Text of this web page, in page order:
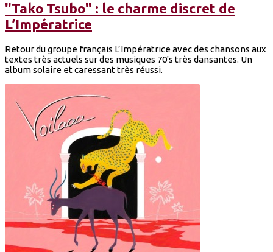
"Tako Tsubo" : le charme discret de
L’Impératrice
Retour du groupe français L’Impératrice avec des chansons aux
textes très actuels sur des musiques 70's très dansantes. Un
album solaire et caressant très réussi.